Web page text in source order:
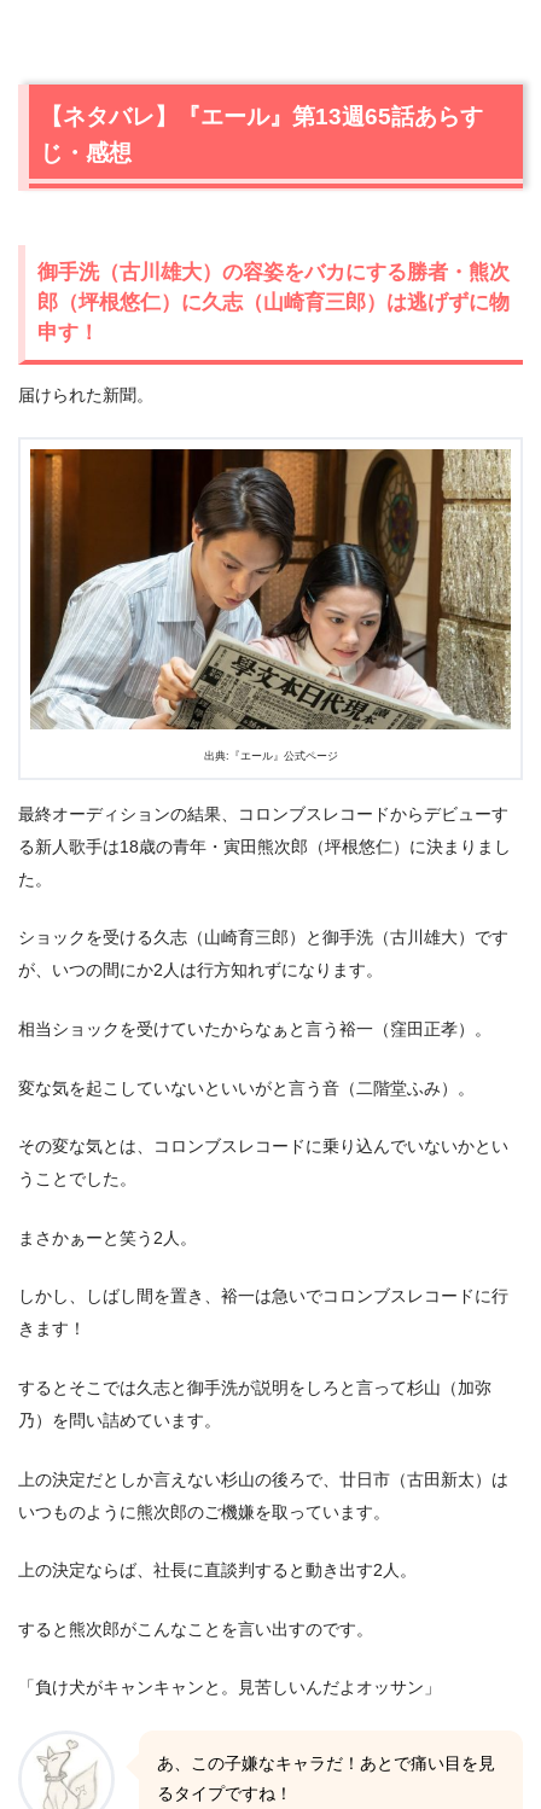
【ネタバレ】『エール』第13週65話あらす
じ・感想
御手洗（古川雄大）の容姿をバカにする勝者・熊次
郎（坪根悠仁）に久志（山崎育三郎）は逃げずに物
申す！
届けられた新聞。
出典:『エール』公式ページ
最終オーディションの結果、コロンブスレコードからデビューす
る新人歌手は18歳の青年・寅田熊次郎（坪根悠仁）に決まりまし
た。
ショックを受ける久志（山崎育三郎）と御手洗（古川雄大）です
が、いつの間にか2人は行方知れずになります。
相当ショックを受けていたからなぁと言う裕一（窪田正孝）。
変な気を起こしていないといいがと言う音（二階堂ふみ）。
その変な気とは、コロンブスレコードに乗り込んでいないかとい
うことでした。
まさかぁーと笑う2人。
しかし、しばし間を置き、裕一は急いでコロンブスレコードに行
きます！
するとそこでは久志と御手洗が説明をしろと言って杉山（加弥
乃）を問い詰めています。
上の決定だとしか言えない杉山の後ろで、廿日市（古田新太）は
いつものように熊次郎のご機嫌を取っています。
上の決定ならば、社長に直談判すると動き出す2人。
すると熊次郎がこんなことを言い出すのです。
「負け犬がキャンキャンと。見苦しいんだよオッサン」
あ、この子嫌なキャラだ！あとで痛い目を見
るタイプですね！